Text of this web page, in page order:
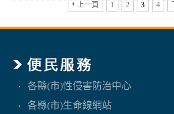
上一頁 1 2 3 4
各縣(市)性侵害防治中心
各縣(市)生命線網站